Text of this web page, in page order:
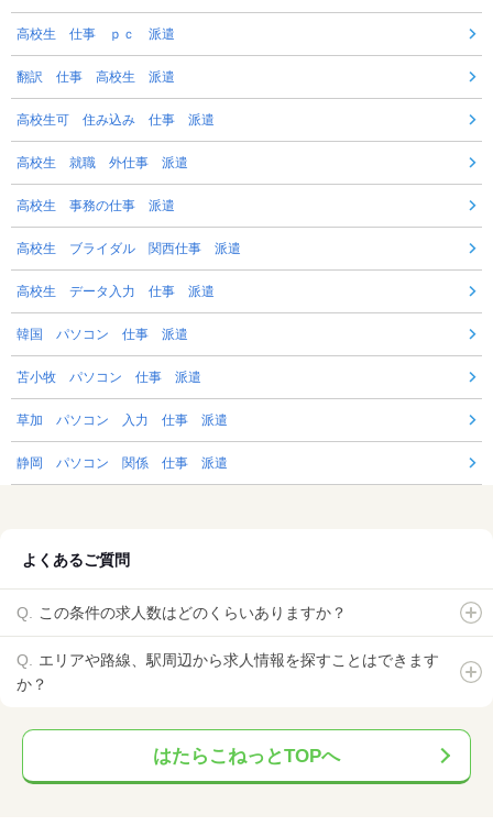
高校生 仕事 ｐｃ 派遣
翻訳 仕事 高校生 派遣
高校生可 住み込み 仕事 派遣
高校生 就職 外仕事 派遣
高校生 事務の仕事 派遣
高校生 ブライダル 関西仕事 派遣
高校生 データ入力 仕事 派遣
韓国 パソコン 仕事 派遣
苫小牧 パソコン 仕事 派遣
草加 パソコン 入力 仕事 派遣
静岡 パソコン 関係 仕事 派遣
よくあるご質問
この条件の求人数はどのくらいありますか？
エリアや路線、駅周辺から求人情報を探すことはできます
か？
はたらこねっとTOPへ